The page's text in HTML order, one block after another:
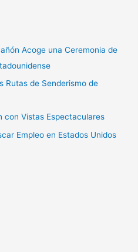
Acoge una Ceremonia de
Rutas de Senderismo de
con Vistas Espectaculares
Empleo en Estados Unidos